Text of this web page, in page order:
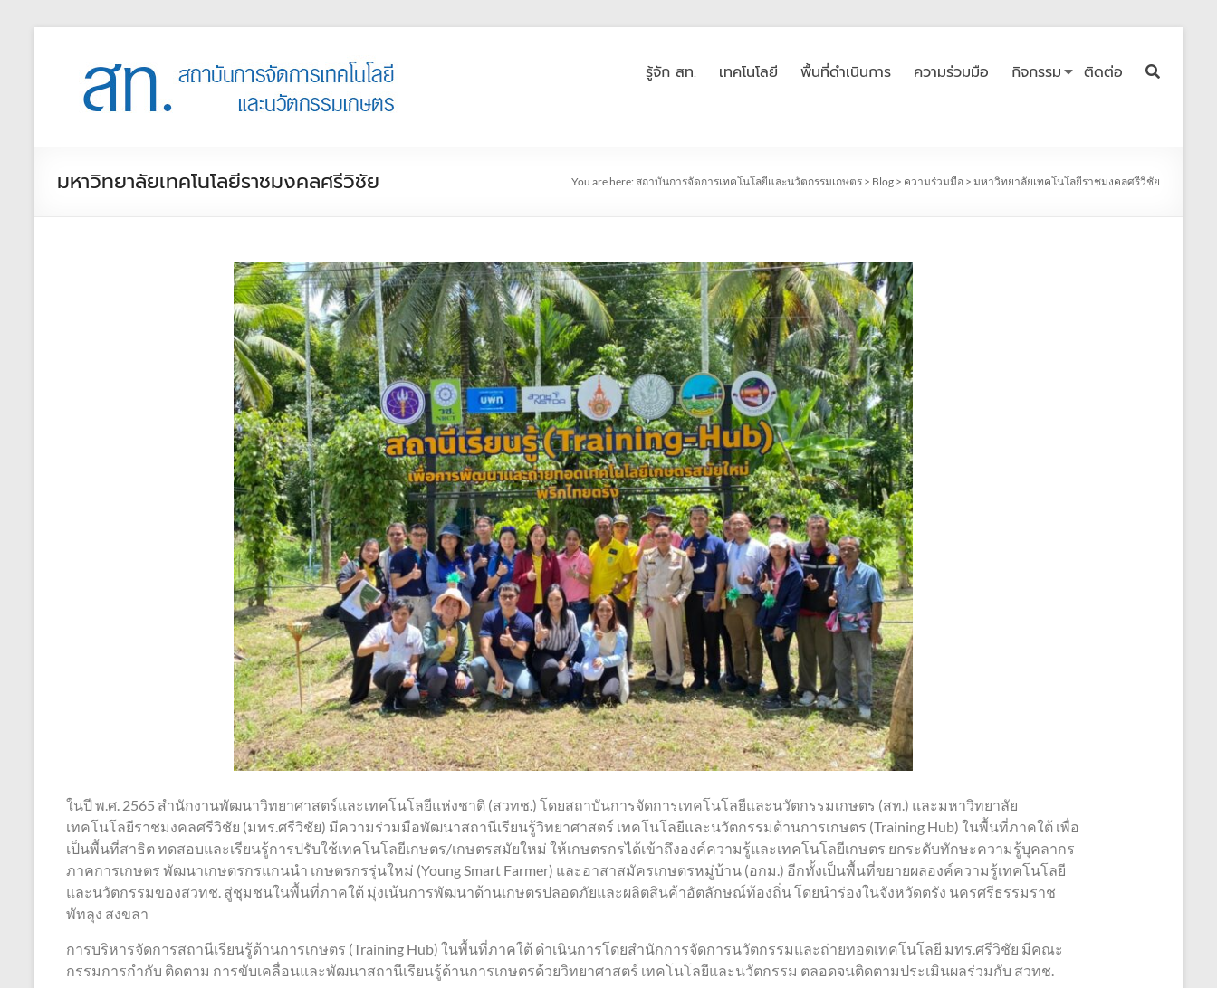
รู้จัก สท. เทคโนโลยี พื้นที่ดำเนินการ ความร่วมมือ กิจกรรม ติดต่อ
มหาวิทยาลัยเทคโนโลยีราชมงคลศรีวิชัย You are here: สถาบันการจัดการเทคโนโลยีและนวัตกรรมเกษตร > Blog > ความร่วมมือ > มหาวิทยาลัยเทคโนโลยีราชมงคลศรีวิชัย
ในปี พ.ศ. 2565 สำนักงานพัฒนาวิทยาศาสตร์และเทคโนโลยีแห่งชาติ (สวทช.) โดยสถาบันการจัดการเทคโนโลยีและนวัตกรรมเกษตร (สท.) และมหาวิทยาลัย
เทคโนโลยีราชมงคลศรีวิชัย (มทร.ศรีวิชัย) มีความร่วมมือพัฒนาสถานีเรียนรู้วิทยาศาสตร์ เทคโนโลยีและนวัตกรรมด้านการเกษตร (Training Hub) ในพื้นที่ภาคใต้ เพื่อ
เป็นพื้นที่สาธิต ทดสอบและเรียนรู้การปรับใช้เทคโนโลยีเกษตร/เกษตรสมัยใหม่ ให้เกษตรกรได้เข้าถึงองค์ความรู้และเทคโนโลยีเกษตร ยกระดับทักษะความรู้บุคลากร
ภาคการเกษตร พัฒนาเกษตรกรแกนนำ เกษตรกรรุ่นใหม่ (Young Smart Farmer) และอาสาสมัครเกษตรหมู่บ้าน (อกม.) อีกทั้งเป็นพื้นที่ขยายผลองค์ความรู้เทคโนโลยี
และนวัตกรรมของสวทช. สู่ชุมชนในพื้นที่ภาคใต้ มุ่งเน้นการพัฒนาด้านเกษตรปลอดภัยและผลิตสินค้าอัตลักษณ์ท้องถิ่น โดยนำร่องในจังหวัดตรัง นครศรีธรรมราช
พัทลุง สงขลา
การบริหารจัดการสถานีเรียนรู้ด้านการเกษตร (Training Hub) ในพื้นที่ภาคใต้ ดำเนินการโดยสำนักการจัดการนวัตกรรมและถ่ายทอดเทคโนโลยี มทร.ศรีวิชัย มีคณะ
กรรมการกำกับ ติดตาม การขับเคลื่อนและพัฒนาสถานีเรียนรู้ด้านการเกษตรด้วยวิทยาศาสตร์ เทคโนโลยีและนวัตกรรม ตลอดจนติดตามประเมินผลร่วมกับ สวทช.